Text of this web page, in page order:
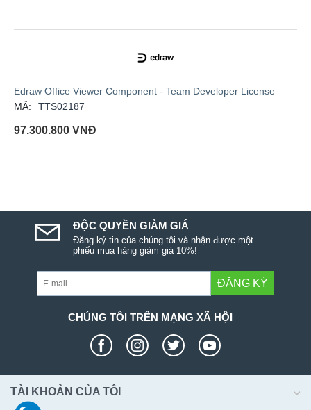
Edraw Office Viewer Component - Team Developer License
MÃ:
TTS02187
97.300.800 VNĐ
ĐỘC QUYỀN GIẢM GIÁ
Đăng ký tin của chúng tôi và nhận được một
phiếu mua hàng giảm giá 10%!
ĐĂNG KÝ
CHÚNG TÔI TRÊN MẠNG XÃ HỘI
TÀI KHOẢN CỦA TÔI